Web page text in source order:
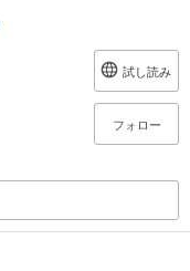
試し読み
フォロー